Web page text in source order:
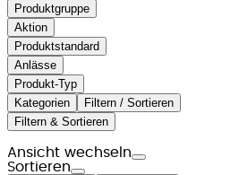
Produktgruppe
Aktion
Produktstandard
Anlässe
Produkt-Typ
Kategorien
Filtern / Sortieren
Filtern & Sortieren
Ansicht wechseln
Sortieren